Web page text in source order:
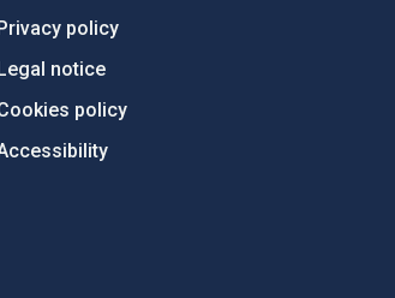
policy
notice
policy